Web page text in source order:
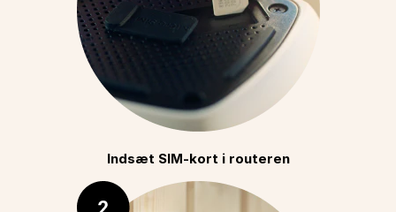
Indsæt SIM-kort i routeren